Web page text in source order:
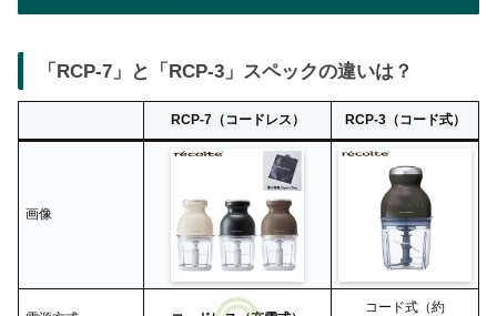
「RCP-7」と「RCP-3」スペックの違いは？
RCP-7（コードレス） RCP-3（コード式）
画像
コード式（約